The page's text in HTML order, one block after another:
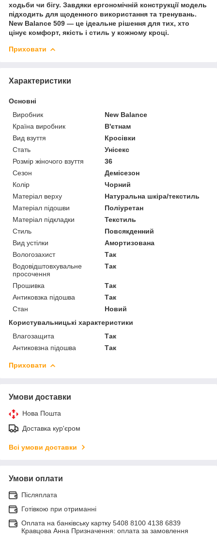
ходьби чи бігу. Завдяки ергономічній конструкції модель
підходить для щоденного використання та тренувань.
New Balance 509 — це ідеальне рішення для тих, хто
цінує комфорт, якість і стиль у кожному кроці.
Приховати
Характеристики
Основні
Виробник
New Balance
Країна виробник
В'єтнам
Вид взуття
Кросівки
Стать
Унісекс
Розмір жіночого взуття
36
Сезон
Демісезон
Колір
Чорний
Матеріал верху
Натуральна шкіра/текстиль
Матеріал підошви
Поліуретан
Матеріал підкладки
Текстиль
Стиль
Повсякденний
Вид устілки
Амортизована
Вологозахист
Так
Водовідштовхувальне
просочення
Так
Прошивка
Так
Антиковзка підошва
Так
Стан
Новий
Користувальницькі характеристики
Влагозащита
Так
Антиковзна підошва
Так
Приховати
Умови доставки
Нова Пошта
Доставка кур'єром
Всі умови доставки
Умови оплати
Післяплата
Готівкою при отриманні
Оплата на банківську картку 5408 8100 4138 6839
Кравцова Анна Призначення: оплата за замовлення